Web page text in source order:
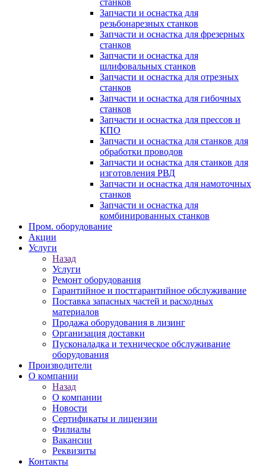
станков
Запчасти и оснастка для
резьбонарезных станков
Запчасти и оснастка для фрезерных
станков
Запчасти и оснастка для
шлифовальных станков
Запчасти и оснастка для отрезных
станков
Запчасти и оснастка для гибочных
станков
Запчасти и оснастка для прессов и
КПО
Запчасти и оснастка для станков для
обработки проводов
Запчасти и оснастка для станков для
изготовления РВД
Запчасти и оснастка для намоточных
станков
Запчасти и оснастка для
комбинированных станков
Пром. оборудование
Акции
Услуги
Назад
Услуги
Ремонт оборудования
Гарантийное и постгарантийное обслуживание
Поставка запасных частей и расходных
материалов
Продажа оборудования в лизинг
Организация доставки
Пусконаладка и техническое обслуживание
оборудования
Производители
О компании
Назад
О компании
Новости
Сертификаты и лицензии
Филиалы
Вакансии
Реквизиты
Контакты